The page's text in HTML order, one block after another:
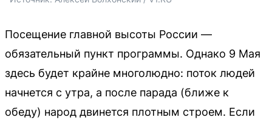
Посещение главной высоты России —
обязательный пункт программы. Однако 9 Мая
здесь будет крайне многолюдно: поток людей
начнется с утра, а после парада (ближе к
обеду) народ двинется плотным строем. Если